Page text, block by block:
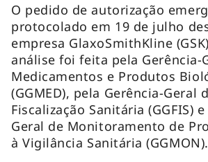
O pedido de autorização
protocolado em 19 de julho
empresa GlaxoSmithKline
análise foi feita pela Gerência-
Medicamentos e Produtos
(GGMED), pela Gerência-Geral
Fiscalização Sanitária (GGFIS)
Geral de Monitoramento de
à Vigilância Sanitária (GGMON).